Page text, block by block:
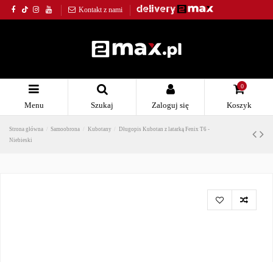
Kontakt z nami
Menu Szukaj Zaloguj się
0
Koszyk
Strona główna Samoobrona Kubotany
Długopis Kubotan z latarką Fenix T6 -
Niebieski